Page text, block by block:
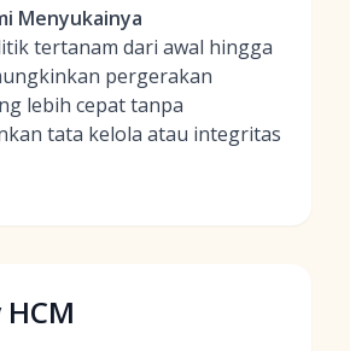
Menyukainya
tertanam dari awal hingga
pergerakan
lebih cepat tanpa
tata kelola atau integritas